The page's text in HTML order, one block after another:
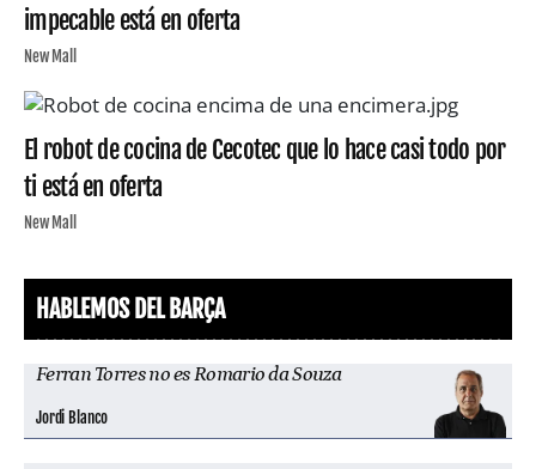
impecable está en oferta
New Mall
El robot de cocina de Cecotec que lo hace casi todo por
ti está en oferta
New Mall
HABLEMOS DEL BARÇA
Ferran Torres no es Romario da Souza
Jordi Blanco